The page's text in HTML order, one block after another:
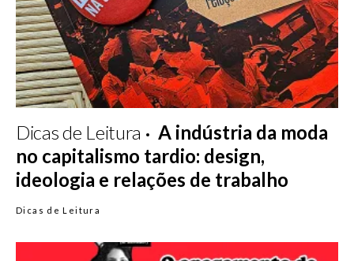
Dicas de Leitura
A indústria da moda
no capitalismo tardio: design,
ideologia e relações de trabalho
Dicas de Leitura